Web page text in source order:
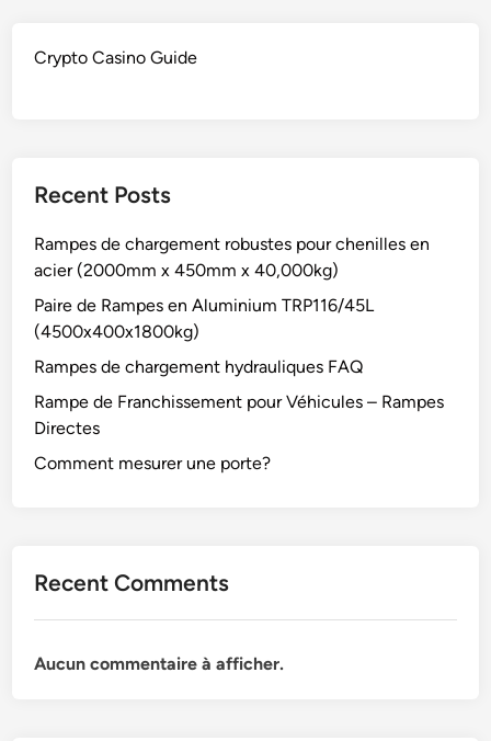
Crypto Casino Guide
Recent Posts
Rampes de chargement robustes pour chenilles en
acier (2000mm x 450mm x 40,000kg)
Paire de Rampes en Aluminium TRP116/45L
(4500x400x1800kg)
Rampes de chargement hydrauliques FAQ
Rampe de Franchissement pour Véhicules – Rampes
Directes
Comment mesurer une porte?
Recent Comments
Aucun commentaire à afficher.